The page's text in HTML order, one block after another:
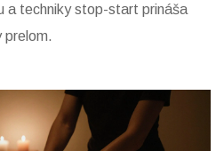
a techniky stop-start prináša
prelom.